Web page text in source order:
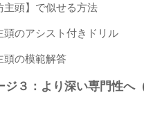
主頭】で似せる方法
頭のアシスト付きドリル
頭の模範解答
ジ３：より深い専門性へ